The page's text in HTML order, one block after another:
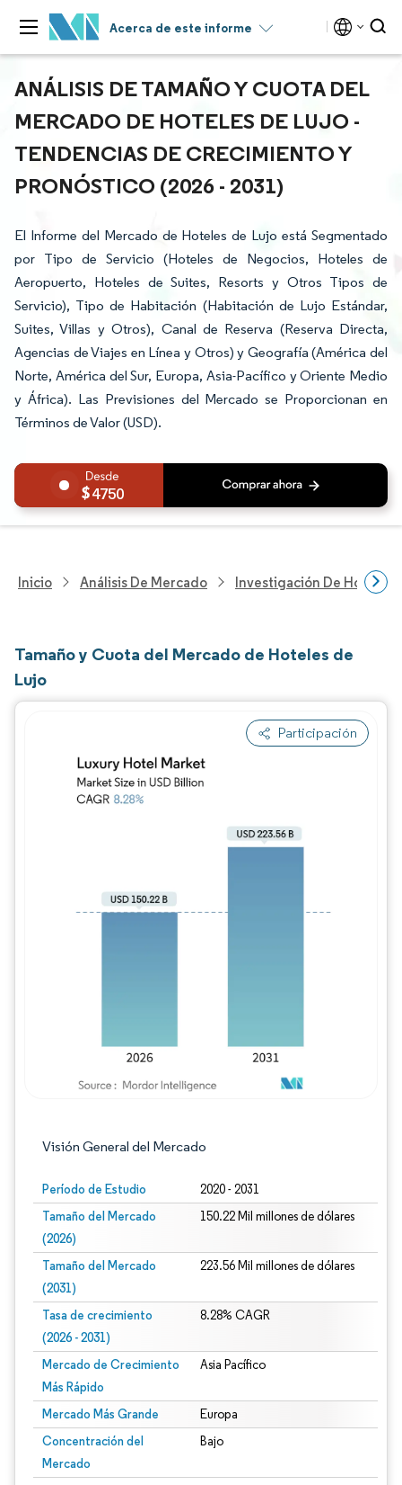
Acerca de este informe
ANÁLISIS DE TAMAÑO Y CUOTA DEL
MERCADO DE HOTELES DE LUJO -
TENDENCIAS DE CRECIMIENTO Y
PRONÓSTICO (2026 - 2031)
El Informe del Mercado de Hoteles de Lujo está Segmentado
por Tipo de Servicio (Hoteles de Negocios, Hoteles de
Aeropuerto, Hoteles de Suites, Resorts y Otros Tipos de
Servicio), Tipo de Habitación (Habitación de Lujo Estándar,
Suites, Villas y Otros), Canal de Reserva (Reserva Directa,
Agencias de Viajes en Línea y Otros) y Geografía (América del
Norte, América del Sur, Europa, Asia-Pacífico y Oriente Medio
y África). Las Previsiones del Mercado se Proporcionan en
Términos de Valor (USD).
4750
Inicio Análisis De Mercado Investigación De
Tamaño y Cuota del Mercado de Hoteles de
Lujo
Participación
Visión General del Mercado
Período de Estudio 2020 - 2031
Tamaño del Mercado
(2026)
150.22 Mil millones de dólares
Tamaño del Mercado
(2031)
223.56 Mil millones de dólares
Tasa de crecimiento
(2026 - 2031)
8.28% CAGR
Mercado de Crecimiento
Más Rápido
Asia Pacífico
Mercado Más Grande Europa
Concentración del
Mercado
Bajo